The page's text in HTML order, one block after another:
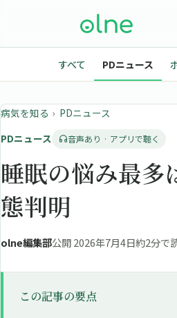
すべて PDニュース
病気を知る › PDニュース
PDニュース
音声あり · アプリで聴く
睡眠の悩み最
態判明
olne編集部公開 2026年7月4日約2分で
この記事の要点